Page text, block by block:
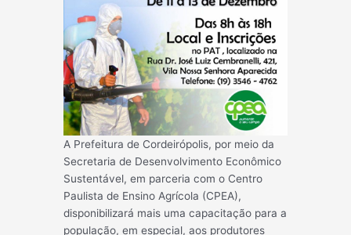
A Prefeitura de Cordeirópolis, por meio da
Secretaria de Desenvolvimento Econômico
Sustentável, em parceria com o Centro
Paulista de Ensino Agrícola (CPEA),
disponibilizará mais uma capacitação para a
população, em especial, aos produtores